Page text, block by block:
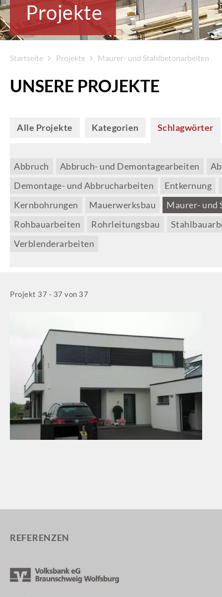
Projekte
Startseite Projekte Maurer- und Stahlbetonarbeiten
UNSERE PROJEKTE
Alle Projekte Kategorien Schlagwörter
Abbruch Abbruch- und Demontagearbeiten
Demontage- und Abbrucharbeiten
Entkernung
Kernbohrungen
Mauerwerksbau
Maurer- und
Rohbauarbeiten
Rohrleitungsbau
Verblenderarbeiten
Projekt 37 - 37 von 37
REFERENZEN